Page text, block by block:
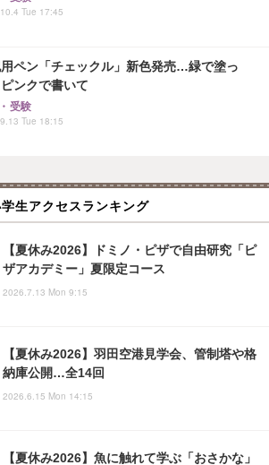
Tue 17:45
ペン「チェックル」新色発売…緑で塗っ
ンクで書いて
受験
Tue 18:15
生アクセスランキング
【夏休み2026】ドミノ・ピザで自由研究「ピ
ザアカデミー」夏限定コース
2026.7.13 Mon 9:15
【夏休み2026】羽田空港見学会、管制塔や格
納庫公開…全14回
2026.6.15 Mon 14:15
【夏休み2026】魚に触れて学ぶ「おさかな」